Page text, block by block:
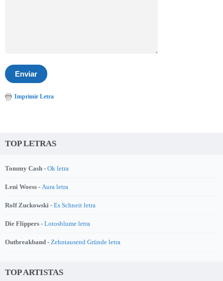
Imprimir Letra
TOP LETRAS
Tommy Cash - Ok letra
Leni Woess - Aura letra
Rolf Zuckowski - Es Schneit letra
Die Flippers - Lotosblume letra
Outbreakband - Zehntausend Gründe letra
TOP ARTISTAS